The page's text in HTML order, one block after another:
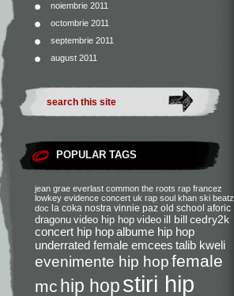
noiembrie 2011
octombrie 2011
septembrie 2011
august 2011
POPULAR TAGS
jean grae everlast common the roots rap francez
lowkey evidence concert uk rap soul khan ski beatz
doc la coka nostra vinnie paz old school aforic
dragonu video hip hop video ill bill cedry2k
concert hip hopalbume hip hop
underrated female emcees talib kweli
evenimente hip hopfemale
mc hip hopstiri hip